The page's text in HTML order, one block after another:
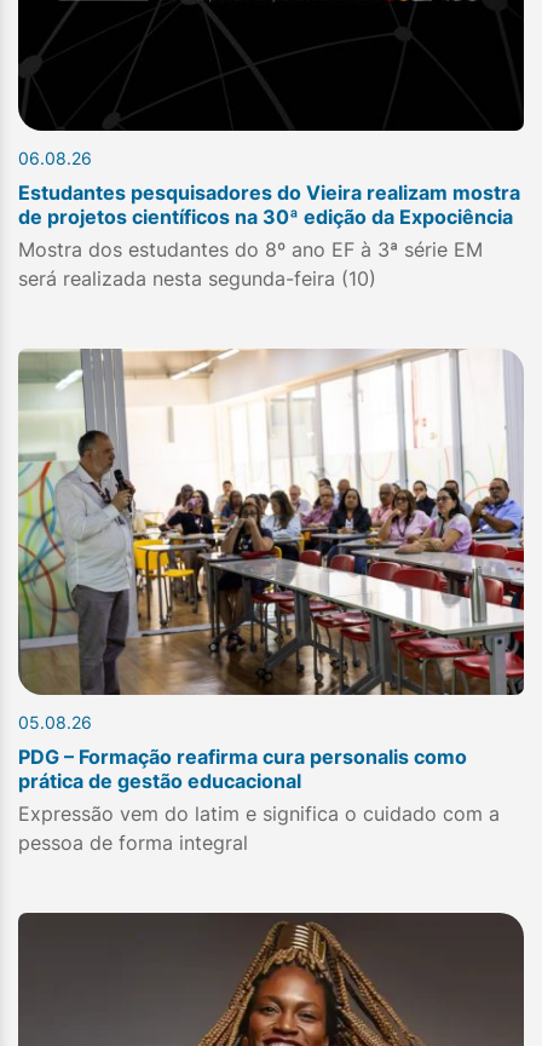
06.08.26
Estudantes pesquisadores do Vieira realizam mostra
de projetos científicos na 30ª edição da Expociência
Mostra dos estudantes do 8º ano EF à 3ª série EM
será realizada nesta segunda-feira (10)
05.08.26
PDG – Formação reafirma cura personalis como
prática de gestão educacional
Expressão vem do latim e significa o cuidado com a
pessoa de forma integral